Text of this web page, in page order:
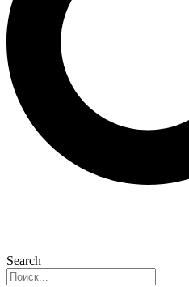
Search